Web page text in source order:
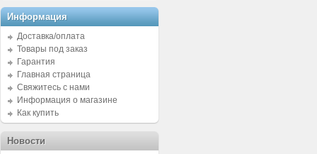
Информация
Доставка/оплата
Товары под заказ
Гарантия
Главная страница
Свяжитесь с нами
Информация о магазине
Как купить
Новости